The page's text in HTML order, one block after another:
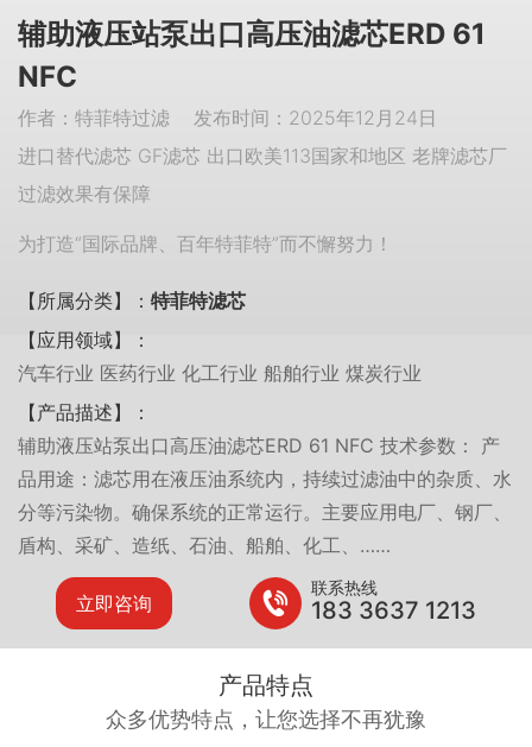
辅助液压站泵出口高压油滤芯ERD 61
NFC
作者：特菲特过滤 发布时间：2025年12月24日
进口替代滤芯 GF滤芯 出口欧美113国家和地区 老牌滤芯厂
过滤效果有保障
为打造“国际品牌、百年特菲特”而不懈努力！
【所属分类】： 特菲特滤芯
【应用领域】：
汽车行业 医药行业 化工行业 船舶行业 煤炭行业
【产品描述】：
辅助液压站泵出口高压油滤芯ERD 61 NFC 技术参数： 产
品用途：滤芯用在液压油系统内，持续过滤油中的杂质、水
分等污染物。确保系统的正常运行。主要应用电厂、钢厂、
盾构、采矿、造纸、石油、船舶、化工、……
立即咨询
联系热线
183 3637 1213
产品特点
众多优势特点，让您选择不再犹豫